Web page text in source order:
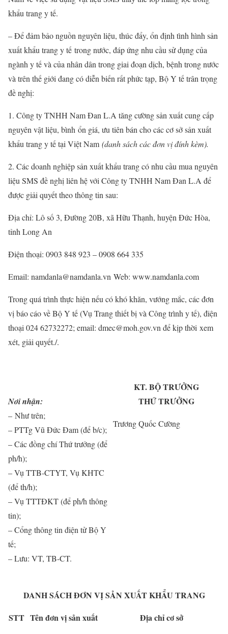
khẩu trang y tế.
– Để đảm bảo nguồn nguyên liệu, thúc đẩy, ổn định tình hình sản
xuất khẩu trang y tế trong nước, đáp ứng nhu cầu sử dụng của
ngành y tế và của nhân dân trong giai đoạn dịch, bệnh trong nước
và trên thế giới đang có diễn biến rất phức tạp, Bộ Y tế trân trọng
đề nghị:
1. Công ty TNHH Nam Đan L.A tăng cường sản xuất cung cấp
nguyên vật liệu, bình ổn giá, ưu tiên bán cho các cơ sở sản xuất
khẩu trang y tế tại Việt Nam (danh sách các đơn vị đính kèm).
2. Các doanh nghiệp sản xuất khẩu trang có nhu cầu mua nguyên
liệu SMS đề nghị liên hệ với Công ty TNHH Nam Đan L.A để
được giải quyết theo thông tin sau:
Địa chỉ: Lô số 3, Đường 20B, xã Hữu Thạnh, huyện Đức Hòa,
tỉnh Long An
Điện thoại: 0903 848 923 – 0908 664 335
Email: namdanla@namdanla.vn Web: www.namdanla.com
Trong quá trình thực hiện nếu có khó khăn, vướng mắc, các đơn
vị báo cáo về Bộ Y tế (Vụ Trang thiết bị và Công trình y tế), điện
thoại 024 62732272; email: dmec@moh.gov.vn để kịp thời xem
xét, giải quyết./.
Nơi nhận:
– Như trên;
– PTTg Vũ Đức Đam (để b/c);
– Các đồng chí Thứ trưởng (để
ph/h);
– Vụ TTB-CTYT, Vụ KHTC
(để th/h);
– Vụ TTTĐKT (để ph/h thông
tin);
– Cổng thông tin điện tử Bộ Y
tế;
– Lưu: VT, TB-CT.
KT. BỘ TRƯỞNG
THỨ TRƯỞNG
Trương Quốc Cường
DANH SÁCH ĐƠN VỊ SẢN XUẤT KHẨU TRANG
STT Tên đơn vị sản xuất Địa chỉ cơ sở